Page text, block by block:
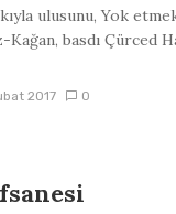
ulusunu, Yok
basdı Çürced
2017 0